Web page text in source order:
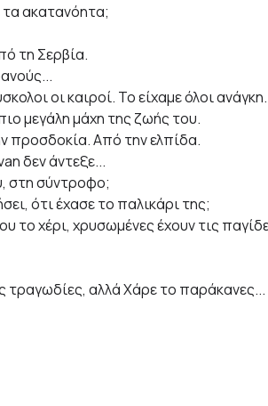
τα ακατανόητα;
τη Σερβία.
οι καιροί. Το είχαμε όλοι ανάγκη.
μεγάλη μάχη της ζωής του.
προσδοκία. Από την ελπίδα.
δεν άντεξε...
στη σύντροφο;
ότι έχασε το παλικάρι της;
χέρι, χρυσωμένες έχουν τις
τραγωδίες, αλλά Χάρε το παράκανες...